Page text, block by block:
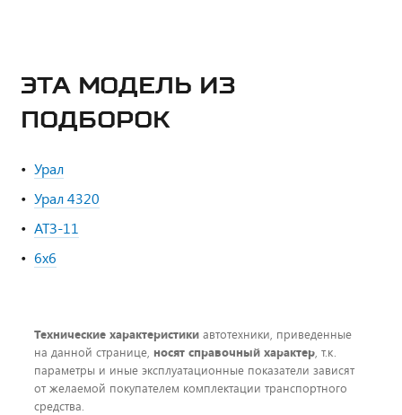
ЭТА МОДЕЛЬ ИЗ
ПОДБОРОК
Урал
Урал 4320
АТЗ-11
6х6
Технические характеристики автотехники, приведенные
на данной странице, носят справочный характер, т.к.
параметры и иные эксплуатационные показатели зависят
от желаемой покупателем комплектации транспортного
средства.